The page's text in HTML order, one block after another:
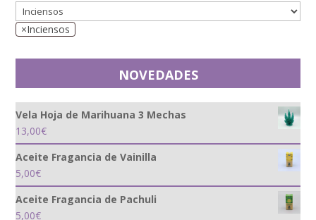
×Inciensos
NOVEDADES
Vela Hoja de Marihuana 3 Mechas
13,00€
Aceite Fragancia de Vainilla
5,00€
Aceite Fragancia de Pachuli
5,00€